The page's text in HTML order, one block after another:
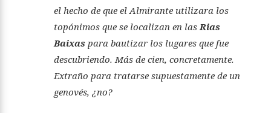
el hecho de que el Almirante utilizara los
topónimos que se localizan en las Rias
Baixas para bautizar los lugares que fue
descubriendo. Más de cien, concretamente.
Extraño para tratarse supuestamente de un
genovés, ¿no?